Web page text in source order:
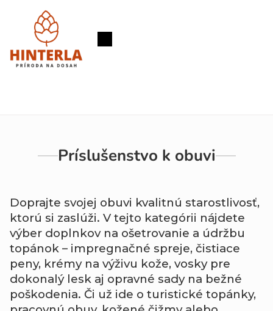
Nákupný
Príslušenstvo k obuvi
Doprajte svojej obuvi kvalitnú starostlivosť,
ktorú si zaslúži. V tejto kategórii nájdete
výber doplnkov na ošetrovanie a údržbu
topánok – impregnačné spreje, čistiace
peny, krémy na výživu kože, vosky pre
dokonalý lesk aj opravné sady na bežné
poškodenia. Či už ide o turistické topánky,